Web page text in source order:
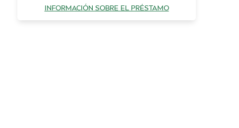
INFORMACIÓN SOBRE EL PRÉSTAMO